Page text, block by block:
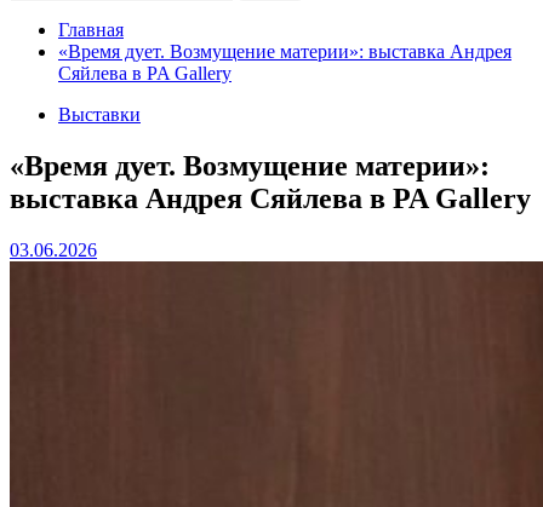
Главная
«Время дует. Возмущение материи»: выставка Андрея
Сяйлева в PA Gallery
Выставки
«Время дует. Возмущение материи»:
выставка Андрея Сяйлева в PA Gallery
03.06.2026